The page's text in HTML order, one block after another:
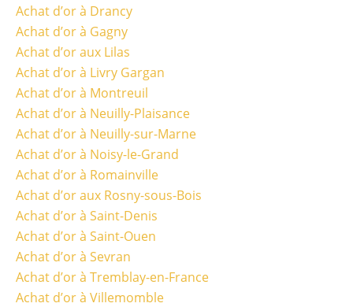
Achat d’or à Drancy
Achat d’or à Gagny
Achat d’or aux Lilas
Achat d’or à Livry Gargan
Achat d’or à Montreuil
Achat d’or à Neuilly-Plaisance
Achat d’or à Neuilly-sur-Marne
Achat d’or à Noisy-le-Grand
Achat d’or à Romainville
Achat d’or aux Rosny-sous-Bois
Achat d’or à Saint-Denis
Achat d’or à Saint-Ouen
Achat d’or à Sevran
Achat d’or à Tremblay-en-France
Achat d’or à Villemomble